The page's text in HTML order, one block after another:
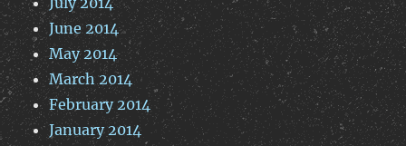
June 2014
May 2014
March 2014
February 2014
January 2014